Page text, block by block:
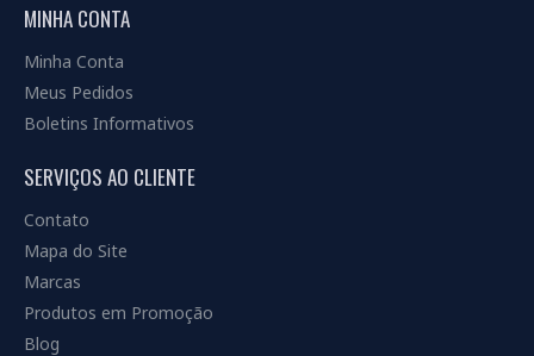
MINHA CONTA
Minha Conta
Meus Pedidos
Boletins Informativos
SERVIÇOS AO CLIENTE
Contato
Mapa do Site
Marcas
Produtos em Promoção
Blog